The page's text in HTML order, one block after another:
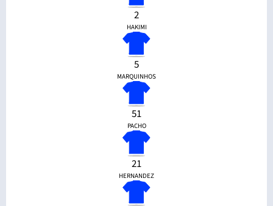
2
HAKIMI
5
MARQUINHOS
51
PACHO
21
HERNANDEZ